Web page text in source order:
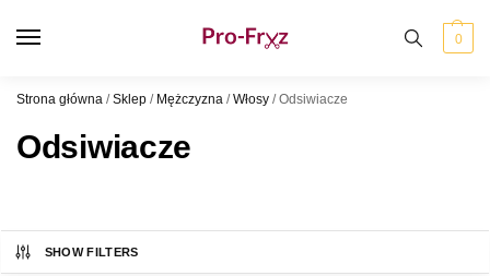
0
Strona główna /Sklep / Mężczyzna /Włosy /Odsiwiacze
Odsiwiacze
SHOW FILTERS